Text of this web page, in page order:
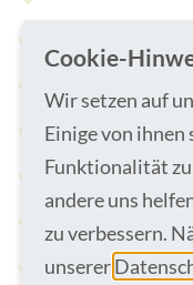
Hospitalismus
Konzentrations-/
Muskeldystrophien
Cookie-
Wir setzen auf
Einige von
Funktionalität
andere uns
zu verbessern.
unserer